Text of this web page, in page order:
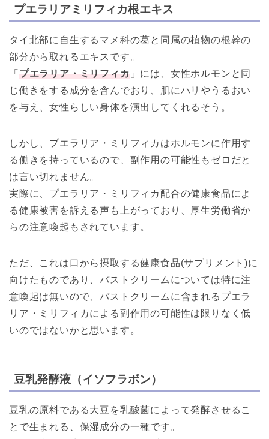
プエラリアミリフィカ根エキス
タイ北部に自生するマメ科の葛と同属の植物の根幹の
部分から取れるエキスです。
「 プエラリア・ミリフィカ」には、女性ホルモンと同
じ働きをする成分を含んでおり、
肌にハリやうるおい
を与え、女性らしい身体を演出してくれるそう。
しかし、プエラリア・ミリフィカはホルモンに作用す
る働きを持っているので、副作用の可能性もゼロだと
は言い切れません。
実際に、プエラリア・ミリフィカ配合の健康食品によ
る健康被害を訴える声も上がっており、厚生労働省か
らの注意喚起もされています。
ただ、これは口から摂取する健康食品(サプリメント)に
向けたものであり、バストクリームについては特に注
意喚起は無いので、バストクリームに含まれるプエラ
リア・ミリフィカによる副作用の可能性は限りなく低
いのではないかと思います。
豆乳発酵液（イソフラボン）
豆乳の原料である大豆 を乳酸菌によって発酵させるこ
とで生まれる、 保湿成分の一種です。